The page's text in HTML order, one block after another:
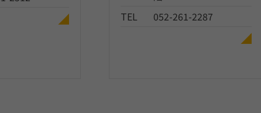
TEL
052-261-2287